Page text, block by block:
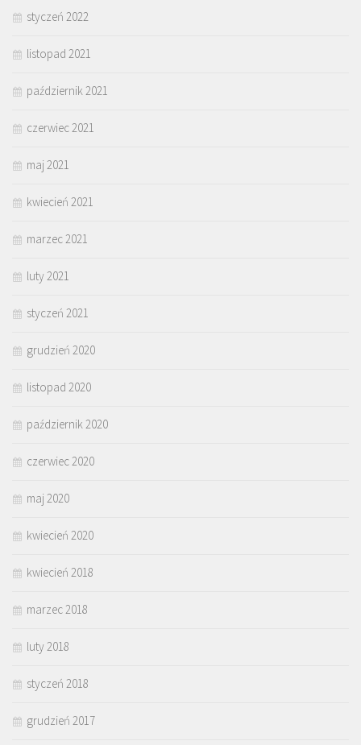
styczeń 2022
listopad 2021
październik 2021
czerwiec 2021
maj 2021
kwiecień 2021
marzec 2021
luty 2021
styczeń 2021
grudzień 2020
listopad 2020
październik 2020
czerwiec 2020
maj 2020
kwiecień 2020
kwiecień 2018
marzec 2018
luty 2018
styczeń 2018
grudzień 2017